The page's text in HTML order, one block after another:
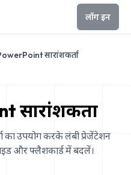
लॉग इन
सारांशकर्ता
सारांशकर्ता
का उपयोग करके लंबी प्रेजेंटेशन
और फ्लैशकार्ड में बदलें।